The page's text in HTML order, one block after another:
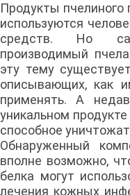
Продукты пчелиного
используются
средств. Но
производимый
эту тему
описывающих, как
применять. А
уникальном
способное
Обнаруженный
вполне возможно,
белка могут
лечения кожных